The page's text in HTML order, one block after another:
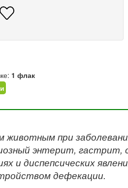
1 флак
при
энтерит, гастрит,
и диспепсических
дефекации.